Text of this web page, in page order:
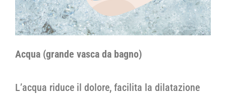
Acqua (grande vasca da bagno)
L’acqua riduce il dolore, facilita la dilatazione